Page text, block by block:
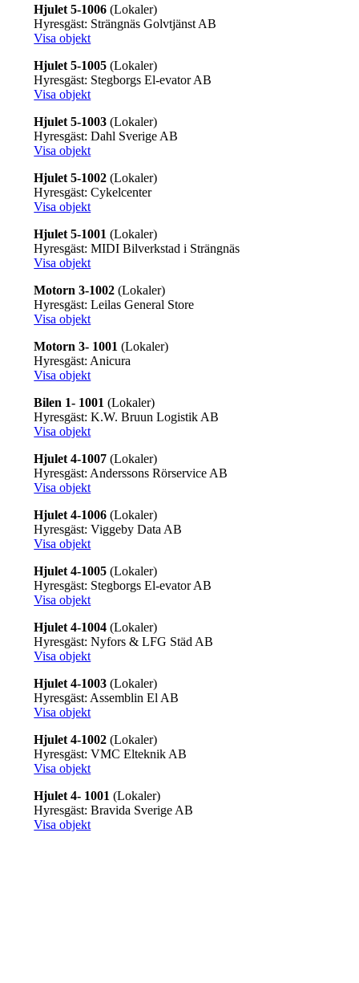
Hjulet 5-1006 (Lokaler)
Hyresgäst: Strängnäs Golvtjänst AB
Visa objekt
Hjulet 5-1005 (Lokaler)
Hyresgäst: Stegborgs El-evator AB
Visa objekt
Hjulet 5-1003 (Lokaler)
Hyresgäst: Dahl Sverige AB
Visa objekt
Hjulet 5-1002 (Lokaler)
Hyresgäst: Cykelcenter
Visa objekt
Hjulet 5-1001 (Lokaler)
Hyresgäst: MIDI Bilverkstad i Strängnäs
Visa objekt
Motorn 3-1002 (Lokaler)
Hyresgäst: Leilas General Store
Visa objekt
Motorn 3- 1001 (Lokaler)
Hyresgäst: Anicura
Visa objekt
Bilen 1- 1001 (Lokaler)
Hyresgäst: K.W. Bruun Logistik AB
Visa objekt
Hjulet 4-1007 (Lokaler)
Hyresgäst: Anderssons Rörservice AB
Visa objekt
Hjulet 4-1006 (Lokaler)
Hyresgäst: Viggeby Data AB
Visa objekt
Hjulet 4-1005 (Lokaler)
Hyresgäst: Stegborgs El-evator AB
Visa objekt
Hjulet 4-1004 (Lokaler)
Hyresgäst: Nyfors & LFG Städ AB
Visa objekt
Hjulet 4-1003 (Lokaler)
Hyresgäst: Assemblin El AB
Visa objekt
Hjulet 4-1002 (Lokaler)
Hyresgäst: VMC Elteknik AB
Visa objekt
Hjulet 4- 1001 (Lokaler)
Hyresgäst: Bravida Sverige AB
Visa objekt